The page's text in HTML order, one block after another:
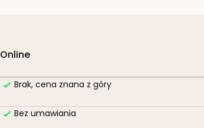
Online
Brak, cena znana z góry
Bez umawiania